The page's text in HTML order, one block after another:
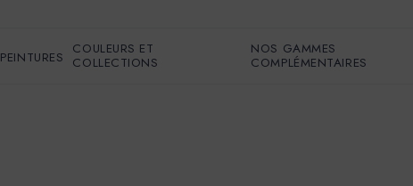
PEINTURES
COULEURS ET
COLLECTIONS
NOS GAMMES
COMPLÉMENTAIRES